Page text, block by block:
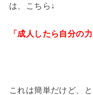
は、こちら↓
「成人したら自分の
これは簡単だけど、